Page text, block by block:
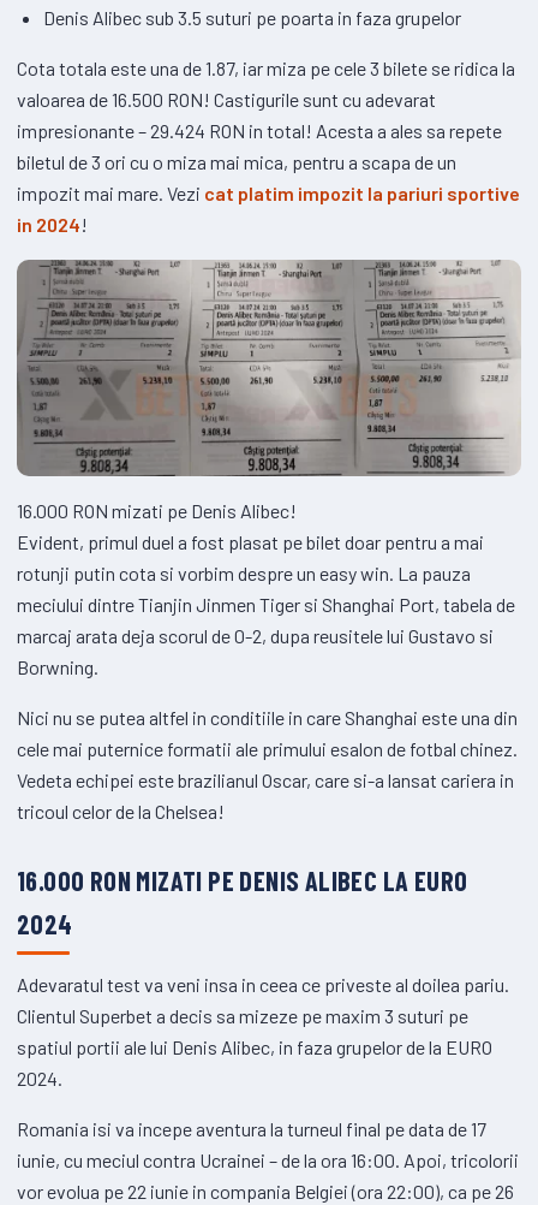
Denis Alibec sub 3.5 suturi pe poarta in faza grupelor
Cota totala este una de 1.87, iar miza pe cele 3 bilete se ridica la
valoarea de 16.500 RON! Castigurile sunt cu adevarat
impresionante – 29.424 RON in total! Acesta a ales sa repete
biletul de 3 ori cu o miza mai mica, pentru a scapa de un
impozit mai mare. Vezi cat platim impozit la pariuri sportive
in 2024!
16.000 RON mizati pe Denis Alibec!
Evident, primul duel a fost plasat pe bilet doar pentru a mai
rotunji putin cota si vorbim despre un easy win. La pauza
meciului dintre Tianjin Jinmen Tiger si Shanghai Port, tabela de
marcaj arata deja scorul de 0-2, dupa reusitele lui Gustavo si
Borwning.
Nici nu se putea altfel in conditiile in care Shanghai este una din
cele mai puternice formatii ale primului esalon de fotbal chinez.
Vedeta echipei este brazilianul Oscar, care si-a lansat cariera in
tricoul celor de la Chelsea!
16.000 RON MIZATI PE DENIS ALIBEC LA EURO
2024
Adevaratul test va veni insa in ceea ce priveste al doilea pariu.
Clientul Superbet a decis sa mizeze pe maxim 3 suturi pe
spatiul portii ale lui Denis Alibec, in faza grupelor de la EURO
2024.
Romania isi va incepe aventura la turneul final pe data de 17
iunie, cu meciul contra Ucrainei – de la ora 16:00. Apoi, tricolorii
vor evolua pe 22 iunie in compania Belgiei (ora 22:00), ca pe 26